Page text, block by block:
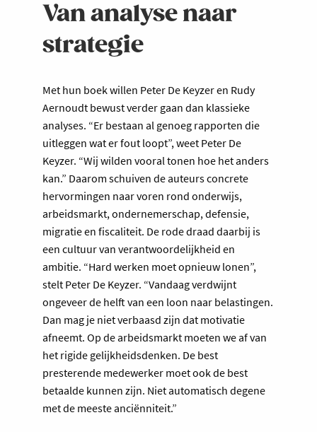
Van analyse naar
strategie
Met hun boek willen Peter De Keyzer en Rudy
Aernoudt bewust verder gaan dan klassieke
analyses. “Er bestaan al genoeg rapporten die
uitleggen wat er fout loopt”, weet Peter De
Keyzer. “Wij wilden vooral tonen hoe het anders
kan.” Daarom schuiven de auteurs concrete
hervormingen naar voren rond onderwijs,
arbeidsmarkt, ondernemerschap, defensie,
migratie en fiscaliteit. De rode draad daarbij is
een cultuur van verantwoordelijkheid en
ambitie. “Hard werken moet opnieuw lonen”,
stelt Peter De Keyzer. “Vandaag verdwijnt
ongeveer de helft van een loon naar belastingen.
Dan mag je niet verbaasd zijn dat motivatie
afneemt. Op de arbeidsmarkt moeten we af van
het rigide gelijkheidsdenken. De best
presterende medewerker moet ook de best
betaalde kunnen zijn. Niet automatisch degene
met de meeste anciënniteit.”